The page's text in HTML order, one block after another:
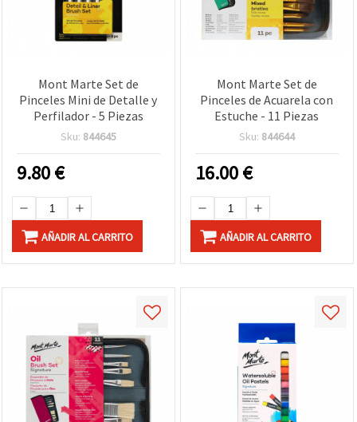
Mont Marte Set de
Pinceles Mini de Detalle y
Perfilador - 5 Piezas
Sku: 844645
9.80€
AÑADIR AL CARRITO
Mont Marte Set de
Pinceles de Acuarela con
Estuche - 11 Piezas
Sku: 844644
16.00€
AÑADIR AL CARRITO